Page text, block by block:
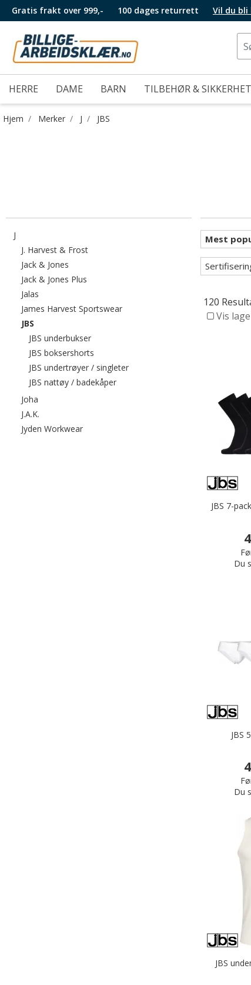
Gratis frakt over 999,- 100 dages returrett Vil du
HERRE DAME BARN TILBEHØR &
Hjem Merker J JBS
J
J. Harvest & FrostFiltrer etter category: J. Harvest & Frost
Jack & Jones
Jack & Jones Plus Filtrer etter category: Jack & Jones Plus
Jalas
James Harvest SportswearFiltrer etter category: James
JBS valgte For øyeblikket sortert etter category: JBS
JBS underbukserFiltrer etter category: JBS underbukser
JBS boksershorts
JBS undertrøyer / singleterFiltrer etter category: JBS
JBS nattøy / badekåperFiltrer etter category: JBS nattøy /
Joha
J.A.K.
Jyden WorkwearFiltrer etter category: Jyden Workwear
120
Vis
JBS 7-
Du
JBS
Du
JBS